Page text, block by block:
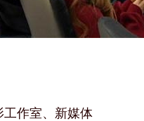
作室、新媒体